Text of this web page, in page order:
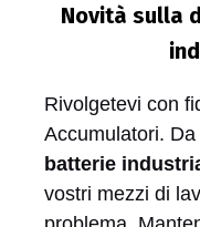
Novità sulla
Rivolgetevi con
Accumulatori.
batterie
vostri mezzi di